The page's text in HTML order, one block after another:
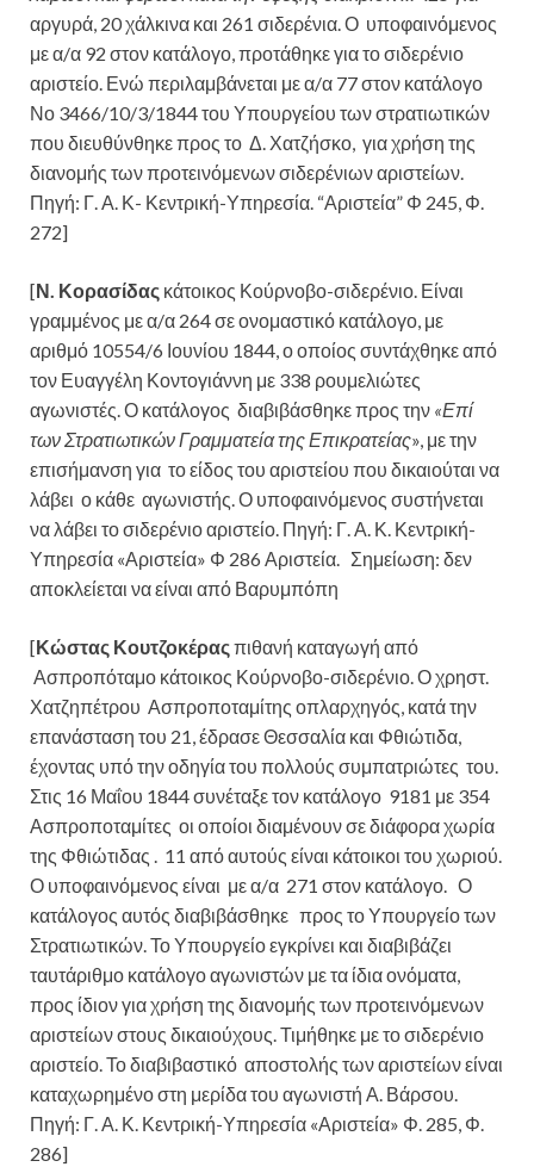
αργυρά, 20 χάλκινα και 261 σιδερένια. Ο υποφαινόμενος
με α/α 92 στον κατάλογο, προτάθηκε για το σιδερένιο
αριστείο. Ενώ περιλαμβάνεται με α/α 77 στον κατάλογο
Νο 3466/10/3/1844 του Υπουργείου των στρατιωτικών
που διευθύνθηκε προς το Δ. Χατζήσκο, για χρήση της
διανομής των προτεινόμενων σιδερένιων αριστείων.
Πηγή: Γ. Α. Κ- Κεντρική-Υπηρεσία. “Αριστεία” Φ 245, Φ.
272]
[Ν. Κορασίδας κάτοικος Κούρνοβο-σιδερένιο. Είναι
γραμμένος με α/α 264 σε ονομαστικό κατάλογο, με
αριθμό 10554/6 Ιουνίου 1844, ο οποίος συντάχθηκε από
τον Ευαγγέλη Κοντογιάννη με 338 ρουμελιώτες
αγωνιστές. Ο κατάλογος διαβιβάσθηκε προς την «Επί
των Στρατιωτικών Γραμματεία της Επικρατείας», με την
επισήμανση για το είδος του αριστείου που δικαιούται να
λάβει ο κάθε αγωνιστής. Ο υποφαινόμενος συστήνεται
να λάβει το σιδερένιο αριστείο. Πηγή: Γ. Α. Κ. Κεντρική-
Υπηρεσία «Αριστεία» Φ 286 Αριστεία. Σημείωση: δεν
αποκλείεται να είναι από Βαρυμπόπη
[Κώστας Κουτζοκέραςπιθανή καταγωγή από
Ασπροπόταμο κάτοικος Κούρνοβο-σιδερένιο. Ο χρηστ.
Χατζηπέτρου Ασπροποταμίτης οπλαρχηγός, κατά την
επανάσταση του 21, έδρασε Θεσσαλία και Φθιώτιδα,
έχοντας υπό την οδηγία του πολλούς συμπατριώτες του.
Στις 16 Μαΐου 1844 συνέταξε τον κατάλογο 9181 με 354
Ασπροποταμίτες οι οποίοι διαμένουν σε διάφορα χωρία
της Φθιώτιδας . 11 από αυτούς είναι κάτοικοι του χωριού.
Ο υποφαινόμενος είναι με α/α 271 στον κατάλογο. Ο
κατάλογος αυτός διαβιβάσθηκε προς το Υπουργείο των
Στρατιωτικών. Το Υπουργείο εγκρίνει και διαβιβάζει
ταυτάριθμο κατάλογο αγωνιστών με τα ίδια ονόματα,
προς ίδιον για χρήση της διανομής των προτεινόμενων
αριστείων στους δικαιούχους. Τιμήθηκε με το σιδερένιο
αριστείο. Το διαβιβαστικό αποστολής των αριστείων είναι
καταχωρημένο στη μερίδα του αγωνιστή Α. Βάρσου.
Πηγή: Γ. Α. Κ. Κεντρική-Υπηρεσία «Αριστεία» Φ. 285, Φ.
286]